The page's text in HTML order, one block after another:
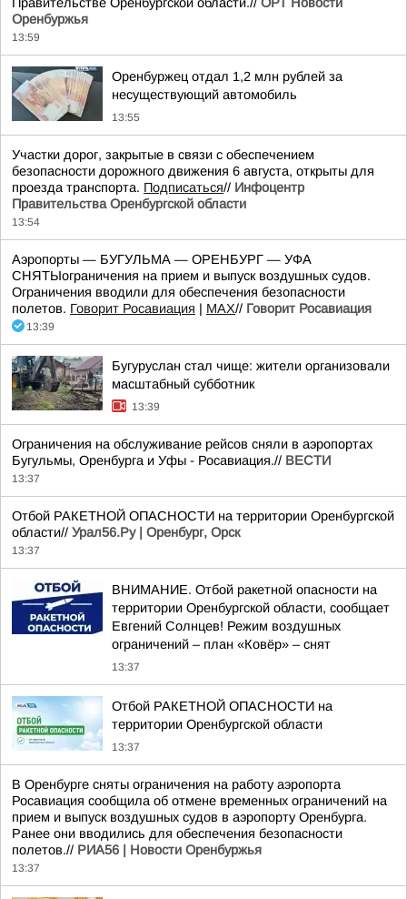
Оренбуржья
13:59
Оренбуржец отдал 1,2 млн рублей за
несуществующий автомобиль
13:55
Участки дорог, закрытые в связи с обеспечением
безопасности дорожного движения 6 августа, открыты для
проезда транспорта. Подписаться// Инфоцентр
Правительства Оренбургской области
13:54
Аэропорты — БУГУЛЬМА — ОРЕНБУРГ — УФА
СНЯТЫограничения на прием и выпуск воздушных судов.
Ограничения вводили для обеспечения безопасности
полетов. Говорит Росавиация | MАХ// Говорит Росавиация
13:39
Бугуруслан стал чище: жители организовали
масштабный субботник
13:39
Ограничения на обслуживание рейсов сняли в аэропортах
Бугульмы, Оренбурга и Уфы - Росавиация.// ВЕСТИ
13:37
Отбой РАКЕТНОЙ ОПАСНОСТИ на территории Оренбургской
области// Урал56.Ру | Оренбург, Орск
13:37
ВНИМАНИЕ. Отбой ракетной опасности на
территории Оренбургской области, сообщает
Евгений Солнцев! Режим воздушных
ограничений – план «Ковёр» – снят
13:37
Отбой РАКЕТНОЙ ОПАСНОСТИ на
территории Оренбургской области
13:37
В Оренбурге сняты ограничения на работу аэропорта
Росавиация сообщила об отмене временных ограничений на
прием и выпуск воздушных судов в аэропорту Оренбурга.
Ранее они вводились для обеспечения безопасности
полетов.// РИА56 | Новости Оренбуржья
13:37